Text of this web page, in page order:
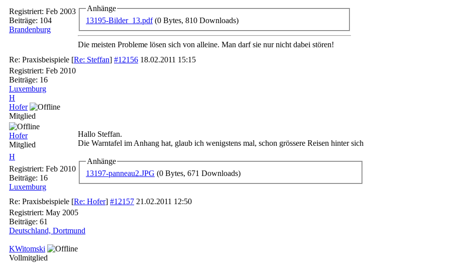
Registriert: Feb 2003
Beiträge: 104
Brandenburg
Anhänge
13195-Bilder_13.pdf (0 Bytes, 810 Downloads)
Die meisten Probleme lösen sich von alleine. Man darf sie nur nicht dabei stören!
Re: Praxisbeispiele [Re: Steffan] #12156 18.02.2011 15:15
Registriert: Feb 2010
Beiträge: 16
Luxemburg
H
Hofer
Mitglied
Hofer
Mitglied
H
Registriert: Feb 2010
Beiträge: 16
Luxemburg
Hallo Steffan.
Die Warntafel im Anhang hat, glaub ich wenigstens mal, schon grössere Reisen hinter sich
Anhänge
13197-panneau2.JPG (0 Bytes, 671 Downloads)
Re: Praxisbeispiele [Re: Hofer] #12157 21.02.2011 12:50
Registriert: May 2005
Beiträge: 61
Deutschland, Dortmund
KWitomski
Vollmitglied